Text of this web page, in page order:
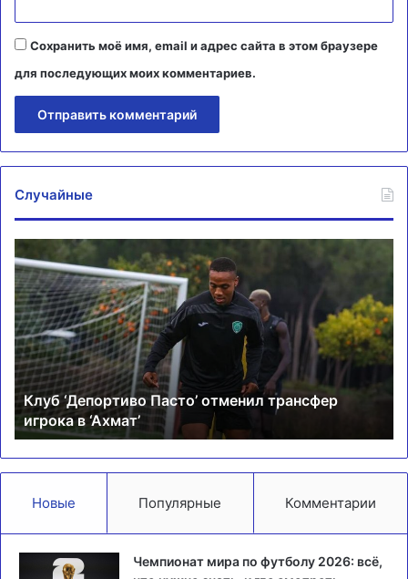
Сохранить моё имя, email и адрес сайта в этом браузере
для последующих моих комментариев.
Случайные
Клуб
‘Депортиво
Пасто’
отменил
трансфер
игрока
в
‘Ахмат’
Клуб ‘Депортиво Пасто’ отменил трансфер
игрока в ‘Ахмат’
с
Новые Популярные Комментарии
Чемпионат мира по футболу 2026: всё,